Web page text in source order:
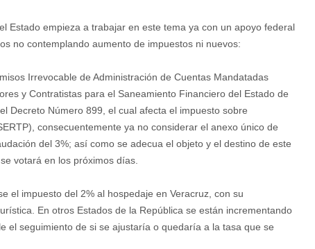
Estado empieza a trabajar en este tema ya con un apoyo federal
no contemplando aumento de impuestos ni nuevos:
Irrevocable de Administración de Cuentas Mandatadas
y Contratistas para el Saneamiento Financiero del Estado de
Decreto Número 899, el cual afecta el impuesto sobre
consecuentemente ya no considerar el anexo único de
del 3%; así como se adecua el objeto y el destino de este
votará en los próximos días.
el impuesto del 2% al hospedaje en Veracruz, con su
En otros Estados de la República se están incrementando
el seguimiento de si se ajustaría o quedaría a la tasa que se